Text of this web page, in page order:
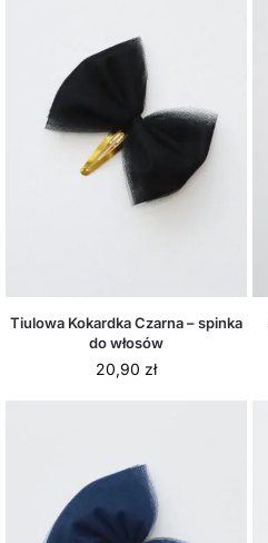
Tiulowa Kokardka Czarna – spinka
do włosów
20,90 zł